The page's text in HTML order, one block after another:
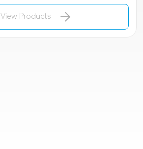
View Products